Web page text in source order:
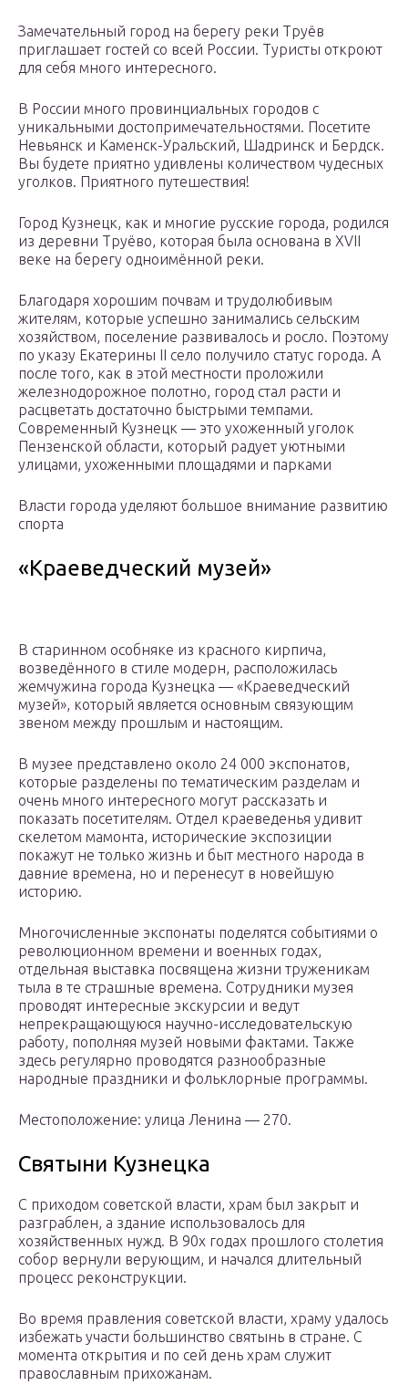
Замечательный город на берегу реки Труёв
приглашает гостей со всей России. Туристы откроют
для себя много интересного.
В России много провинциальных городов с
уникальными достопримечательностями. Посетите
Невьянск и Каменск-Уральский, Шадринск и Бердск.
Вы будете приятно удивлены количеством чудесных
уголков. Приятного путешествия!
Город Кузнецк, как и многие русские города, родился
из деревни Труёво, которая была основана в XVII
веке на берегу одноимённой реки.
Благодаря хорошим почвам и трудолюбивым
жителям, которые успешно занимались сельским
хозяйством, поселение развивалось и росло. Поэтому
по указу Екатерины II село получило статус города. А
после того, как в этой местности проложили
железнодорожное полотно, город стал расти и
расцветать достаточно быстрыми темпами.
Современный Кузнецк — это ухоженный уголок
Пензенской области, который радует уютными
улицами, ухоженными площадями и парками
Власти города уделяют большое внимание развитию
спорта
«Краеведческий музей»
В старинном особняке из красного кирпича,
возведённого в стиле модерн, расположилась
жемчужина города Кузнецка — «Краеведческий
музей», который является основным связующим
звеном между прошлым и настоящим.
В музее представлено около 24 000 экспонатов,
которые разделены по тематическим разделам и
очень много интересного могут рассказать и
показать посетителям. Отдел краеведенья удивит
скелетом мамонта, исторические экспозиции
покажут не только жизнь и быт местного народа в
давние времена, но и перенесут в новейшую
историю.
Многочисленные экспонаты поделятся событиями о
революционном времени и военных годах,
отдельная выставка посвящена жизни труженикам
тыла в те страшные времена. Сотрудники музея
проводят интересные экскурсии и ведут
непрекращающуюся научно-исследовательскую
работу, пополняя музей новыми фактами. Также
здесь регулярно проводятся разнообразные
народные праздники и фольклорные программы.
Местоположение: улица Ленина — 270.
Святыни Кузнецка
С приходом советской власти, храм был закрыт и
разграблен, а здание использовалось для
хозяйственных нужд. В 90х годах прошлого столетия
собор вернули верующим, и начался длительный
процесс реконструкции.
Во время правления советской власти, храму удалось
избежать участи большинство святынь в стране. С
момента открытия и по сей день храм служит
православным прихожанам.